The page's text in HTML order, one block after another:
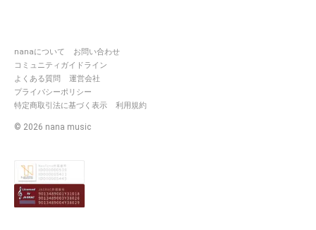
nanaについて
お問い合わせ
コミュニティガイドライン
よくある質問
運営会社
プライバシーポリシー
特定商取引法に基づく表示
利用規約
© 2026 nana music